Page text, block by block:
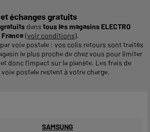
échanges gratuits
gratuits dans tous les magasins ELECTRO
France (voir conditions).
voie postale : vos colis retours sont traités
le plus proche de chez vous pour limiter
donc l’impact sur la planète. Les frais de
postale restent à votre charge.
SAMSUNG